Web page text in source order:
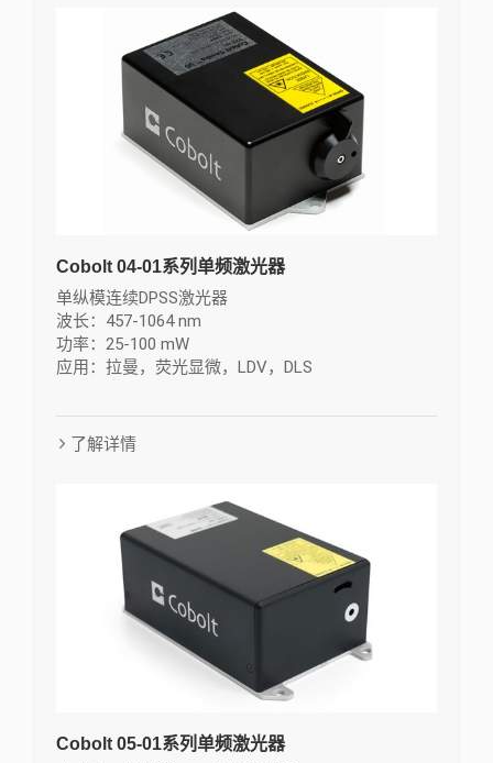
Cobolt 04-01系列单频激光器
单纵模连续DPSS激光器
波长：457-1064 nm
功率：25-100 mW
应用：拉曼，荧光显微，LDV，DLS
了解详情
Cobolt 05-01系列单频激光器